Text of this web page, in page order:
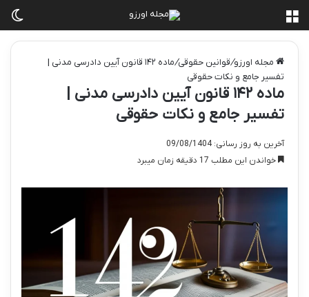
مجله اورزو/قوانین حقوقی/
ماده ۱۴۲ قانون آیین دادرسی مدنی |
تفسیر جامع و نکات حقوقی
ماده ۱۴۲ قانون آیین دادرسی مدنی |
تفسیر جامع و نکات حقوقی
آخرین به روز رسانی: 09/08/1404
خواندن این مطلب 17 دقیقه زمان میبرد